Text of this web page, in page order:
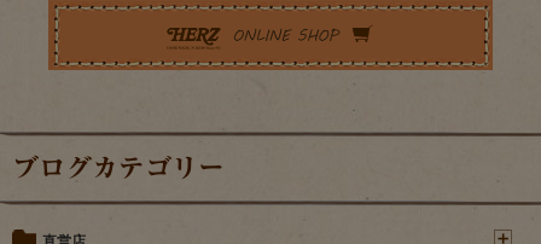
ブログカテゴリー